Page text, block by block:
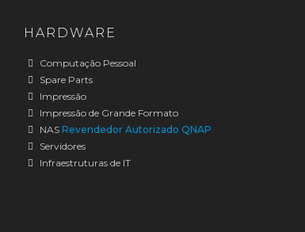
HARDWARE
Computação Pessoal
Spare Parts
Impressão
Impressão de Grande Formato
NAS Revendedor Autorizado QNAP
Servidores
Infraestruturas de IT